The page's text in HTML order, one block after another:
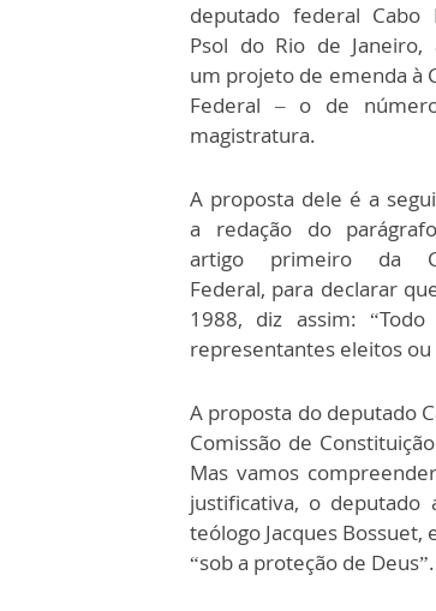
deputado federal Cabo
Psol do Rio de Janeiro,
um projeto de emenda à
Federal – o de
magistratura.
A proposta dele é a
a redação do
artigo primeiro da
Federal, para declarar
1988, diz assim:
representantes eleitos
A proposta do deputado
Comissão de
Mas vamos
justificativa, o deputado
teólogo Jacques
“sob a proteção de Deus”.